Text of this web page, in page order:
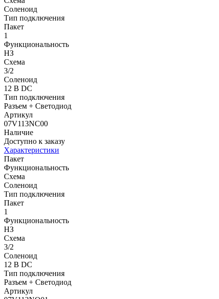
Соленоид
Тип подключения
Пакет
1
Функциональность
НЗ
Схема
3/2
Соленоид
12 В DC
Тип подключения
Разъем + Светодиод
Артикул
07V113NC00
Наличие
Доступно к заказу
Характеристики
Пакет
Функциональность
Схема
Соленоид
Тип подключения
Пакет
1
Функциональность
НЗ
Схема
3/2
Соленоид
12 В DC
Тип подключения
Разъем + Светодиод
Артикул